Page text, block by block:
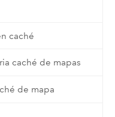
caché
caché de mapas
de mapa